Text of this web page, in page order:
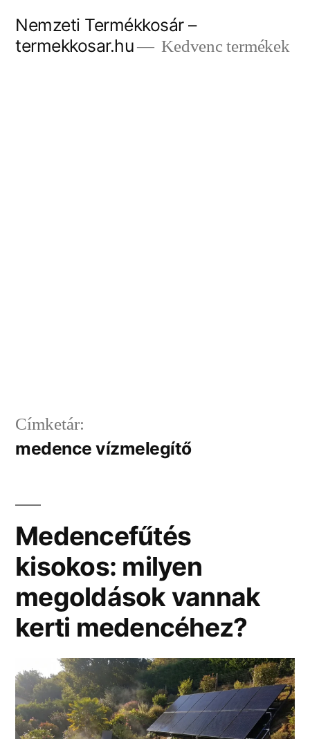
Nemzeti Termékkosár –
termekkosar.hu
Kedvenc termékek
Címketár:
medence vízmelegítő
Medencefűtés
kisokos: milyen
megoldások vannak
kerti medencéhez?